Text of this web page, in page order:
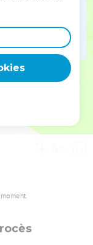
et responsables
que leurs erreurs
un ministère, une
est faite